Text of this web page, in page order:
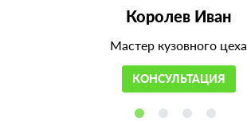
Королев Иван
Мастер кузовного цеха
КОНСУЛЬТАЦИЯ